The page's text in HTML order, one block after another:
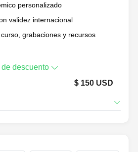
personalizado
validez internacional
grabaciones y recursos
descuento
$ 150 USD